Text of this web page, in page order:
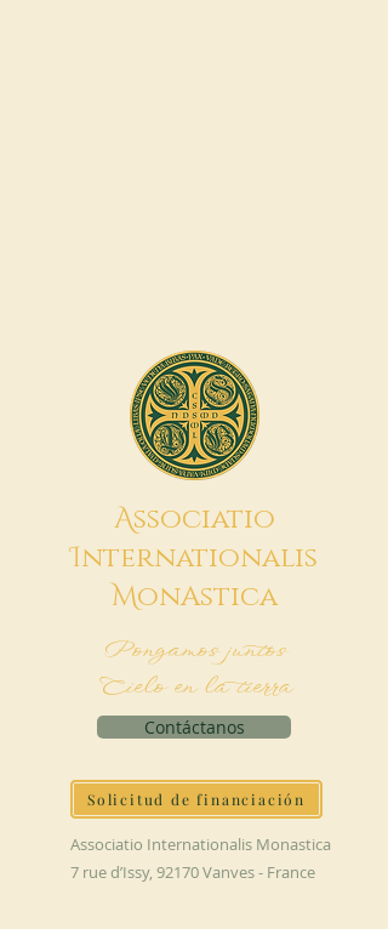
Associatio
Internationalis
MonAstica
Pongamos juntos
Cielo en la tierra
Contáctanos
Solicitud de financiación
Associatio Internationalis Monastica
7 rue d’Issy, 92170 Vanves - France